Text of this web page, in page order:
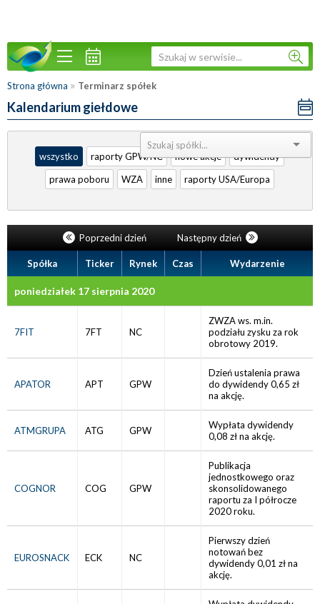
Strona główna » Terminarz spółek
Kalendarium giełdowe
Sortuj:
wszystko
raporty GPW/NC nowe akcje
dywidendy
prawa poboru
WZA inne raporty USA/Europa
Poprzedni dzień Następny dzień
Spółka Ticker Rynek Czas Wydarzenie
poniedziałek 17 sierpnia 2020
7FIT 7FT NC
ZWZA ws. m.in.
podziału zysku za rok
obrotowy 2019.
APATOR APT GPW
Dzień ustalenia prawa
do dywidendy 0,65 zł
na akcję.
ATMGRUPA ATG GPW
Wypłata dywidendy
0,08 zł na akcję.
COGNOR COG GPW
Publikacja
jednostkowego oraz
skonsolidowanego
raportu za I półrocze
2020 roku.
EUROSNACK ECK NC
Pierwszy dzień
notowań bez
dywidendy 0,01 zł na
akcję.